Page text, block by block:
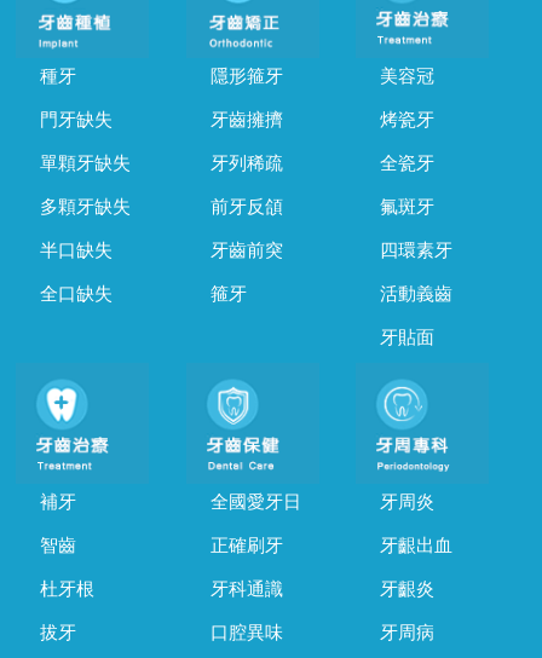
種牙
門牙缺失
單顆牙缺失
多顆牙缺失
半口缺失
全口缺失
隱形箍牙
牙齒擁擠
牙列稀疏
前牙反頜
牙齒前突
箍牙
美容冠
烤瓷牙
全瓷牙
氟斑牙
四環素牙
活動義齒
牙貼面
補牙
智齒
杜牙根
拔牙
全國愛牙日
正確刷牙
牙科通識
口腔異味
牙周炎
牙齦出血
牙齦炎
牙周病